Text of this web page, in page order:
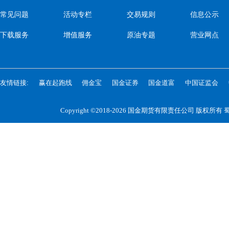
常见问题
下载服务
活动专栏
增值服务
交易规则
原油专题
信息公示
营业网点
友情链接: 赢在起跑线 佣金宝 国金证券 国金道富 中国证监会
Copyright ©2018-2026 国金期货有限责任公司 版权所有